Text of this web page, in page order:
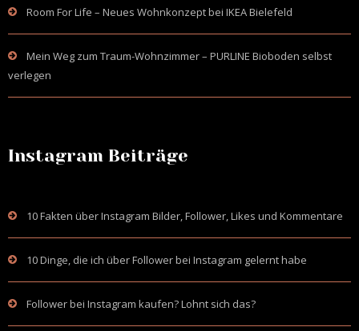
Room For Life – Neues Wohnkonzept bei IKEA Bielefeld
Mein Weg zum Traum-Wohnzimmer – PURLINE Bioboden selbst
verlegen
Instagram Beiträge
10 Fakten über Instagram Bilder, Follower, Likes und Kommentare
10 Dinge, die ich über Follower bei Instagram gelernt habe
Follower bei Instagram kaufen? Lohnt sich das?